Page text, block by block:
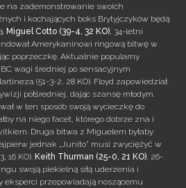
na zademonstrowanie swoich
i kochających boks Brytyjczyków będą
Miguel Cotto (39-4, 32 KO). 34-letni
Amerykaninowi ringową bitwę w
poprzeczkę. Aktualnie popularny
wagi średniej po sensacyjnym
(51-3-2, 28 KO). Floyd zapowiedział
półśredniej, dając szansę młodym.
w ten sposób swoją wycieczkę do
na niego facet, którego dobrze zna i
Druga bitwa z Miguelem byłaby
jednak „Junito” musi zwyciężyć w
16 KO).Keith Thurman (25-0, 21 KO). 26-
swoją piekielną siłą uderzenia i
eksperci przepowiadają noszącemu